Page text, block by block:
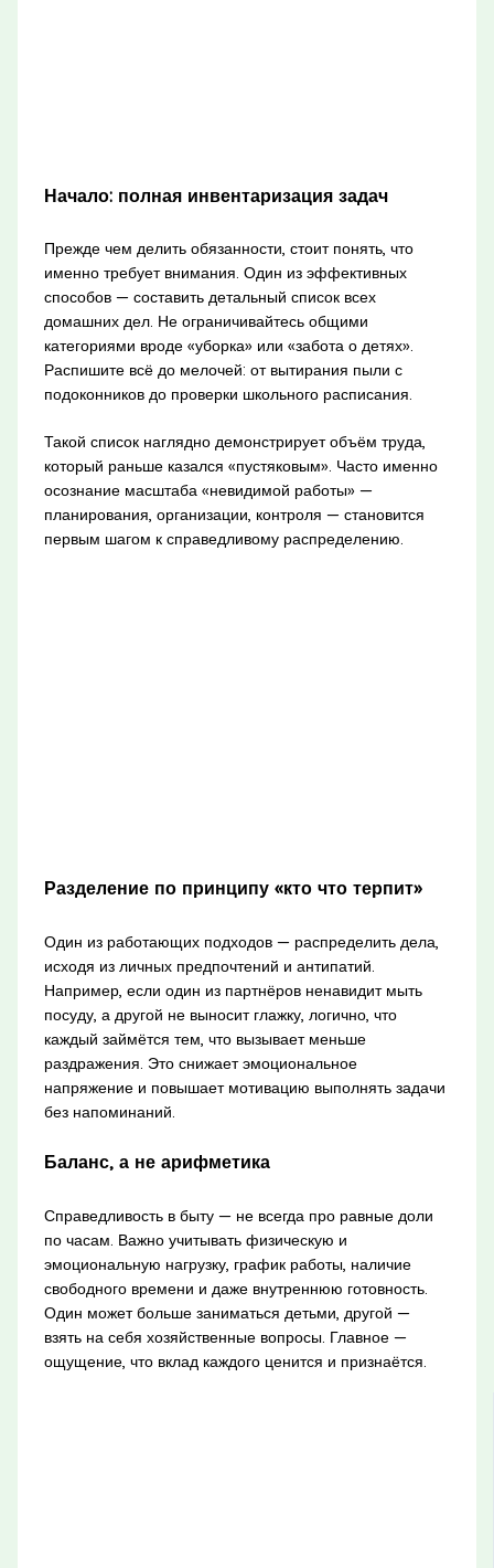
Начало: полная инвентаризация задач
Прежде чем делить обязанности, стоит понять, что
именно требует внимания. Один из эффективных
способов — составить детальный список всех
домашних дел. Не ограничивайтесь общими
категориями вроде «уборка» или «забота о детях».
Распишите всё до мелочей: от вытирания пыли с
подоконников до проверки школьного расписания.
Такой список наглядно демонстрирует объём труда,
который раньше казался «пустяковым». Часто именно
осознание масштаба «невидимой работы» —
планирования, организации, контроля — становится
первым шагом к справедливому распределению.
Разделение по принципу «кто что терпит»
Один из работающих подходов — распределить дела,
исходя из личных предпочтений и антипатий.
Например, если один из партнёров ненавидит мыть
посуду, а другой не выносит глажку, логично, что
каждый займётся тем, что вызывает меньше
раздражения. Это снижает эмоциональное
напряжение и повышает мотивацию выполнять задачи
без напоминаний.
Баланс, а не арифметика
Справедливость в быту — не всегда про равные доли
по часам. Важно учитывать физическую и
эмоциональную нагрузку, график работы, наличие
свободного времени и даже внутреннюю готовность.
Один может больше заниматься детьми, другой —
взять на себя хозяйственные вопросы. Главное —
ощущение, что вклад каждого ценится и признаётся.